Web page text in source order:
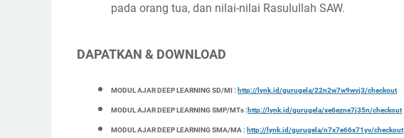
pada orang tua, dan nilai-nilai Rasulullah SAW.
DAPATKAN & DOWNLOAD
MODUL AJAR DEEP LEARNING SD/MI : http://lynk.id/gurugela/22n2w7w9wvj3/checkout
MODUL AJAR DEEP LEARNING SMP/MTs : http://lynk.id/gurugela/xe6ezne7j35n/checkout
MODUL AJAR DEEP LEARNING SMA/MA : http://lynk.id/gurugela/n7x7e66x71yv/checkout